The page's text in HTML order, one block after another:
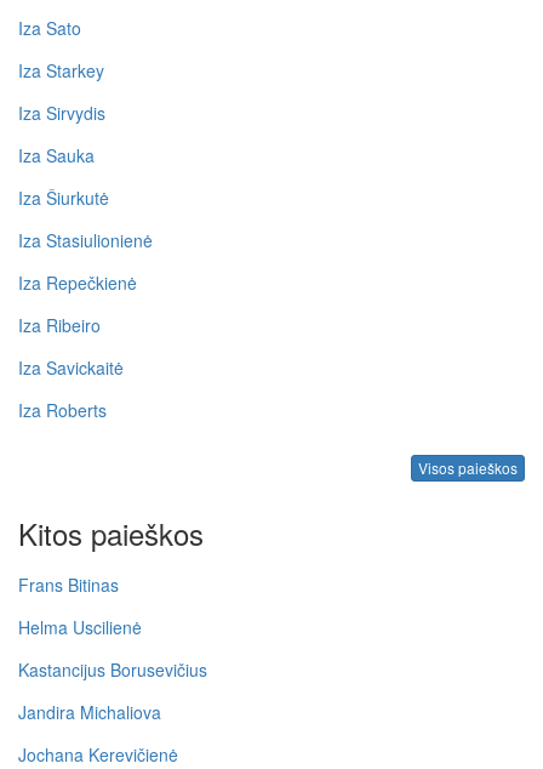
Iza Sato
Iza Starkey
Iza Sirvydis
Iza Sauka
Iza Šiurkutė
Iza Stasiulionienė
Iza Repečkienė
Iza Ribeiro
Iza Savickaitė
Iza Roberts
Visos paieškos
Kitos paieškos
Frans Bitinas
Helma Uscilienė
Kastancijus Borusevičius
Jandira Michaliova
Jochana Kerevičienė